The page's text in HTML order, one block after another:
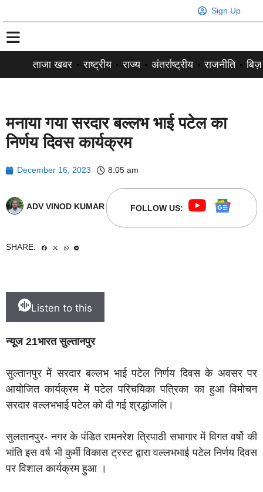
Sign Up
ताजा खबर राष्ट्रीय राज्य अंतर्राष्ट्रीय राजनीति
मनाया गया सरदार बल्लभ भाई पटेल का
निर्णय दिवस कार्यक्रम
December 16, 2023 8:05 am
ADV VINOD KUMAR FOLLOW US:
SHARE:
Listen to this
न्यूज 21भारत सुल्तानपुर
सुल्तानपुर मेंसरदार बल्लभ भाई पटेल निर्णय दिवस के अवसर पर
आयोजित कार्यक्रम में पटेल परिचयिका पत्रिका का हुआ विमोचन
सरदार वल्लभभाई पटेल को दी गई श्रद्धांजलि।
सुलतानपुर- नगर के पंडित रामनरेश त्रिपाठी सभागार में विगत वर्षो की
भांति इस वर्ष भी कुर्मी विकास ट्रस्ट द्वारा वल्लभभाई पटेल निर्णय दिवस
पर विशाल कार्यक्रम हुआ ।